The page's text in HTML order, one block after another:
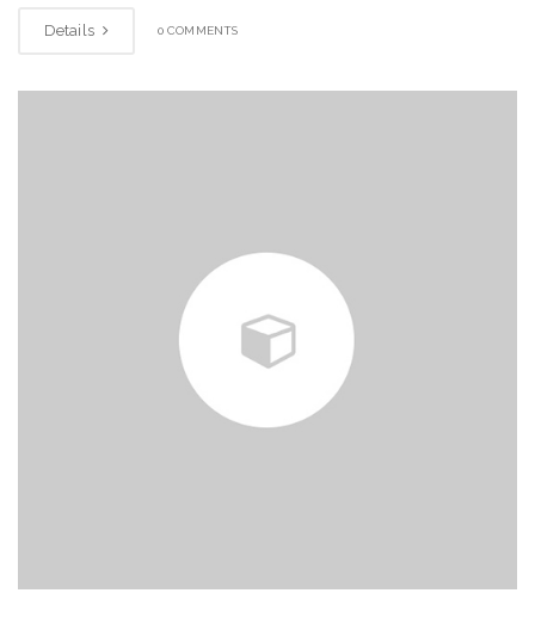
Details 0 COMMENTS